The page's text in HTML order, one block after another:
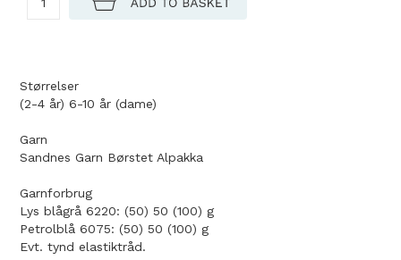
Størrelser
(2-4 år) 6-10 år (dame)
Garn
Sandnes Garn Børstet Alpakka
Garnforbrug
Lys blågrå 6220: (50) 50 (100) g
Petrolblå 6075: (50) 50 (100) g
Evt. tynd elastiktråd.